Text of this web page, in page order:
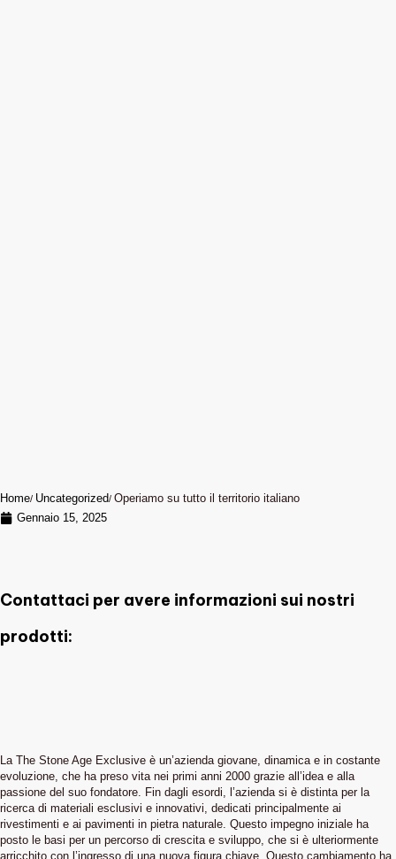
Home Uncategorized Operiamo su tutto il territorio italiano
Gennaio 15, 2025
Contattaci per avere informazioni sui nostri
prodotti:
La The Stone Age Exclusive è un’azienda giovane, dinamica e in costante
evoluzione, che ha preso vita nei primi anni 2000 grazie all’idea e alla
passione del suo fondatore. Fin dagli esordi, l’azienda si è distinta per la
ricerca di materiali esclusivi e innovativi, dedicati principalmente ai
rivestimenti e ai pavimenti in pietra naturale. Questo impegno iniziale ha
posto le basi per un percorso di crescita e sviluppo, che si è ulteriormente
arricchito con l’ingresso di una nuova figura chiave. Questo cambiamento ha